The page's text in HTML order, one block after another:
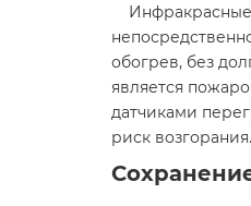
Инфракрасные
обогрев, без
является
датчиками
риск возгорания.